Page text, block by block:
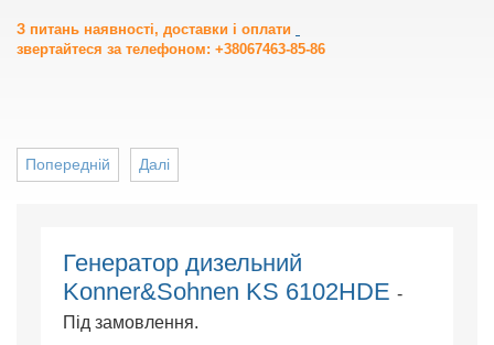
З питань наявності, доставки і оплати
звертайтеся за телефоном: +38067463-85-86
Далі
Попередній
Генератор дизельний
Konner&Sohnen KS 6102HDE -
Під замовлення.